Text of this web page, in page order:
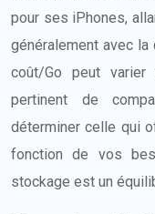
pour ses iPhones,
généralement avec
coût/Go peut varier
pertinent de
déterminer celle qui
fonction de vos
stockage est un